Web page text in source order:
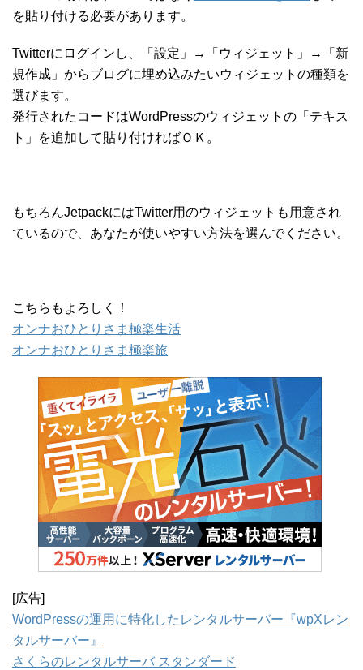
を貼り付ける必要があります。
Twitterにログインし、「設定」→「ウィジェット」→「新
規作成」からブログに埋め込みたいウィジェットの種類を
選びます。
発行されたコードはWordPressのウィジェットの「テキス
ト」を追加して貼り付ければＯＫ。
もちろんJetpackにはTwitter用のウィジェットも用意され
ているので、あなたが使いやすい方法を選んでください。
こちらもよろしく！
オンナおひとりさま極楽生活
オンナおひとりさま極楽旅
[広告]
WordPressの運用に特化したレンタルサーバー『wpXレン
タルサーバー』
さくらのレンタルサーバ スタンダード